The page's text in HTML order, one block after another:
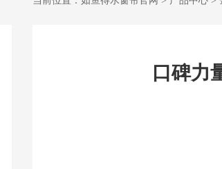
口碑力